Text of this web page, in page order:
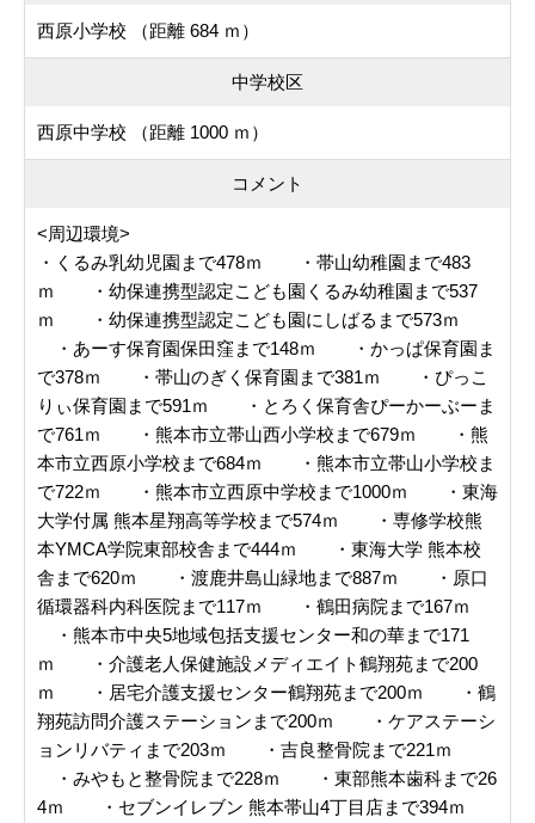
西原小学校 （距離 684 ｍ）
中学校区
西原中学校 （距離 1000 ｍ）
コメント
<周辺環境>
・くるみ乳幼児園まで478ｍ ・帯山幼稚園まで483
ｍ ・幼保連携型認定こども園くるみ幼稚園まで537
ｍ ・幼保連携型認定こども園にしばるまで573ｍ
・あーす保育園保田窪まで148ｍ ・かっぱ保育園ま
で378ｍ ・帯山のぎく保育園まで381ｍ ・ぴっこ
りぃ保育園まで591ｍ ・とろく保育舎ぴーかーぶーま
で761ｍ ・熊本市立帯山西小学校まで679ｍ ・熊
本市立西原小学校まで684ｍ ・熊本市立帯山小学校ま
で722ｍ ・熊本市立西原中学校まで1000ｍ ・東海
大学付属 熊本星翔高等学校まで574ｍ ・専修学校熊
本YMCA学院東部校舎まで444ｍ ・東海大学 熊本校
舎まで620ｍ ・渡鹿井島山緑地まで887ｍ ・原口
循環器科内科医院まで117ｍ ・鶴田病院まで167ｍ
・熊本市中央5地域包括支援センター和の華まで171
ｍ ・介護老人保健施設メディエイト鶴翔苑まで200
ｍ ・居宅介護支援センター鶴翔苑まで200ｍ ・鶴
翔苑訪問介護ステーションまで200ｍ ・ケアステーシ
ョンリバティまで203ｍ ・吉良整骨院まで221ｍ
・みやもと整骨院まで228ｍ ・東部熊本歯科まで26
4ｍ ・セブンイレブン 熊本帯山4丁目店まで394ｍ